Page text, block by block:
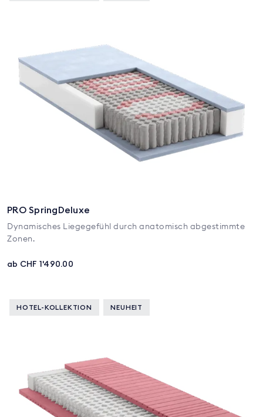
PRO SpringDeluxe
Dynamisches Liegegefühl durch anatomisch abgestimmte
Zonen.
ab CHF 1'490.00
HOTEL-KOLLEKTION NEUHEIT